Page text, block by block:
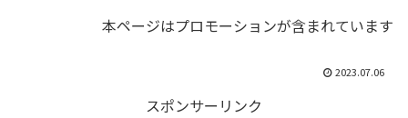
本ページはプロモーションが含まれています
2023.07.06
スポンサーリンク